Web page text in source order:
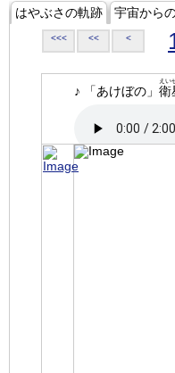
はやぶさの軌跡 宇宙から
<<< << <
♪ 「あけぼの」 衛
えい